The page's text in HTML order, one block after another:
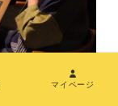
マイページ